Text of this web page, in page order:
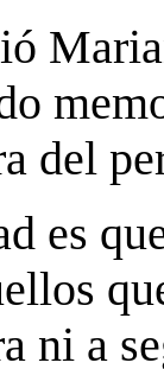
del
es
ni a